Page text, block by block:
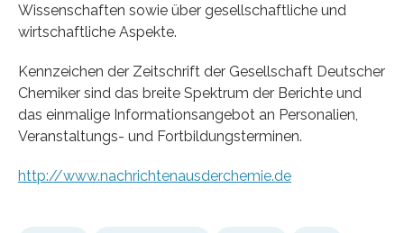
Wissenschaften sowie über gesellschaftliche und
wirtschaftliche Aspekte.
Kennzeichen der Zeitschrift der Gesellschaft Deutscher
Chemiker sind das breite Spektrum der Berichte und
das einmalige Informationsangebot an Personalien,
Veranstaltungs- und Fortbildungsterminen.
http://www.nachrichtenausderchemie.de